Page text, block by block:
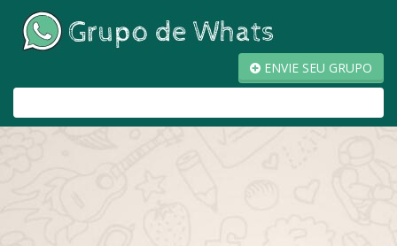
ENVIE SEU GRUPO